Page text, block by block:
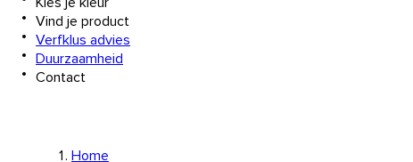
Vind je product
Verfklus advies
Duurzaamheid
Contact
Home